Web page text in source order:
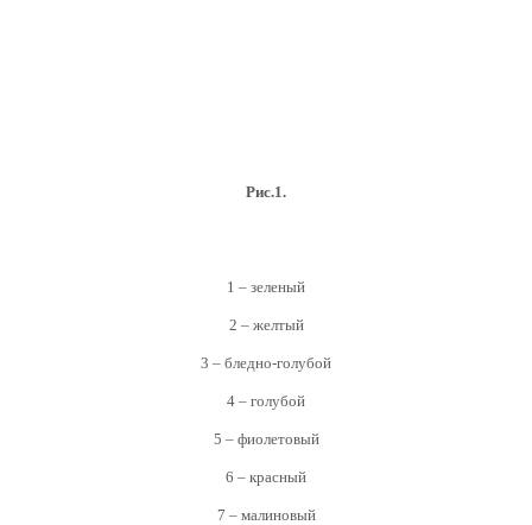
Рис.1.
1 – зеленый
2 – желтый
3 – бледно-голубой
4 – голубой
5 – фиолетовый
6 – красный
7 – малиновый